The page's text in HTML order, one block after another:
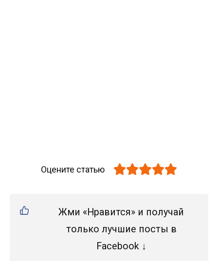
Оцените статью
Жми «Нравится» и получай
только лучшие посты в
Facebook ↓